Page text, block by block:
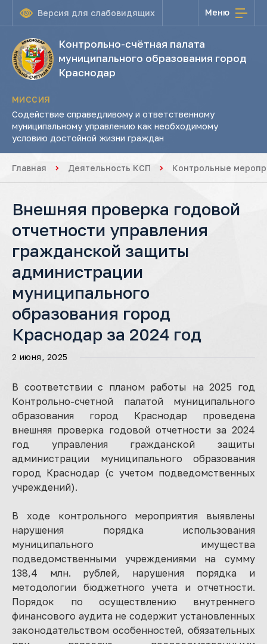
Версия для слабовидящих Меню
Контрольно-счётная палата
муниципального образования город
Краснодар
МИССИЯ
Содействие справедливому и ответственному
муниципальному управлению как необходимому
условию достойной жизни граждан
Главная Деятельность КСП Контрольные
Внешняя проверка годовой
отчетности управления
гражданской защиты
администрации
муниципального
образования город
Краснодар за 2024 год
2 июня, 2025
В соответствии с планом работы на 2025 год
Контрольно-счетной палатой муниципального
образования город Краснодар проведена
внешняя проверка годовой отчетности за 2024
год управления гражданской защиты
администрации муниципального образования
город Краснодар (с учетом подведомственных
учреждений).
В ходе контрольного мероприятия выявлены
нарушения порядка использования
муниципального имущества
подведомственными учреждениями на сумму
138,4 млн. рублей, нарушения порядка и
методологии бюджетного учета и отчетности.
Порядок по осуществлению внутреннего
финансового аудита не содержит установленных
законодательством особенностей, обязательных